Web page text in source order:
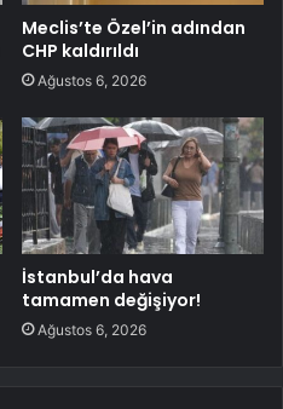
Meclis’te Özel’in adından
CHP kaldırıldı
Ağustos 6, 2026
İstanbul’da hava
tamamen değişiyor!
Ağustos 6, 2026